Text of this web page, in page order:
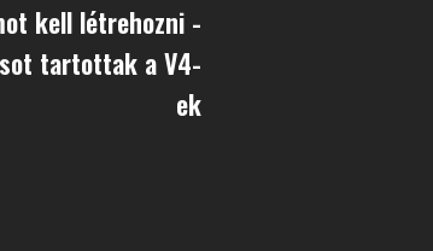
kell létrehozni -
tartottak a V4-
ek